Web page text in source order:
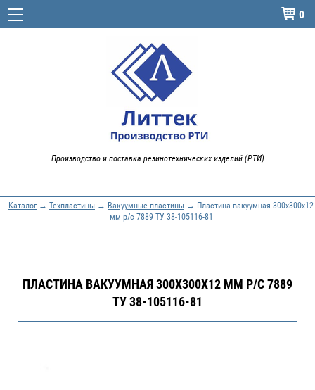
 0
Производство и поставка резинотехнических изделий (РТИ)
Каталог→ Техпластины → Вакуумные пластины → Пластина вакуумная 300х300х12
мм р/с 7889 ТУ 38-105116-81
ПЛАСТИНА ВАКУУМНАЯ 300Х300Х12 ММ Р/С 7889
ТУ 38-105116-81